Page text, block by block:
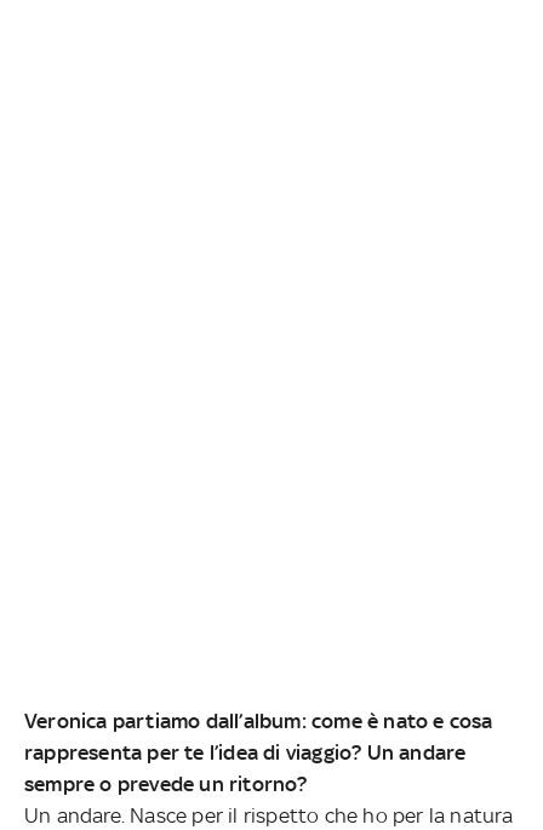
Veronica partiamo dall’album: come è nato e cosa
rappresenta per te l’idea di viaggio? Un andare
sempre o prevede un ritorno?
Un andare. Nasce per il rispetto che ho per la natura